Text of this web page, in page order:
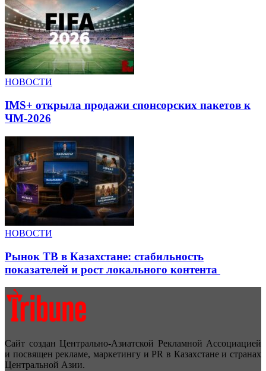
НОВОСТИ
IMS+ открыла продажи спонсорских пакетов к
ЧМ-2026
НОВОСТИ
Рынок ТВ в Казахстане: стабильность
показателей и рост локального контента
Сайт создан Центрально-Азиатской Рекламной Ассоциацией
и посвящен рекламе, маркетингу и PR в Казахстане и странах
Центральной Азии.